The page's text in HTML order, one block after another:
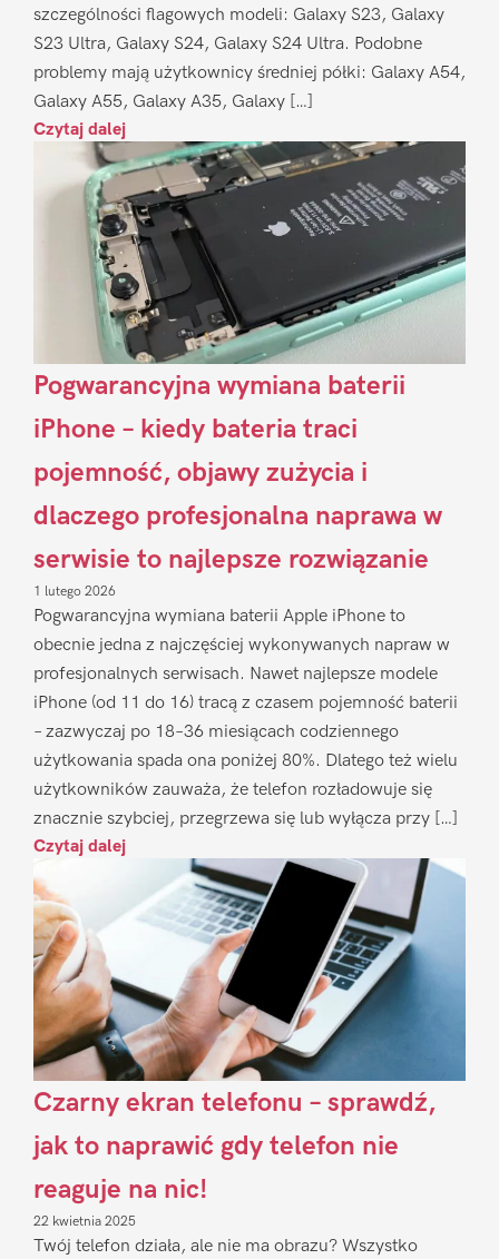
szczególności flagowych modeli: Galaxy S23, Galaxy
S23 Ultra, Galaxy S24, Galaxy S24 Ultra. Podobne
problemy mają użytkownicy średniej półki: Galaxy A54,
Galaxy A55, Galaxy A35, Galaxy […]
Czytaj dalej
Pogwarancyjna wymiana baterii
iPhone – kiedy bateria traci
pojemność, objawy zużycia i
dlaczego profesjonalna naprawa w
serwisie to najlepsze rozwiązanie
1 lutego 2026
Pogwarancyjna wymiana baterii Apple iPhone to
obecnie jedna z najczęściej wykonywanych napraw w
profesjonalnych serwisach. Nawet najlepsze modele
iPhone (od 11 do 16) tracą z czasem pojemność baterii
– zazwyczaj po 18–36 miesiącach codziennego
użytkowania spada ona poniżej 80%. Dlatego też wielu
użytkowników zauważa, że telefon rozładowuje się
znacznie szybciej, przegrzewa się lub wyłącza przy […]
Czytaj dalej
Czarny ekran telefonu – sprawdź,
jak to naprawić gdy telefon nie
reaguje na nic!
22 kwietnia 2025
Twój telefon działa, ale nie ma obrazu? Wszystko